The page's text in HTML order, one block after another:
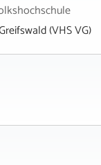
(VHS VG)